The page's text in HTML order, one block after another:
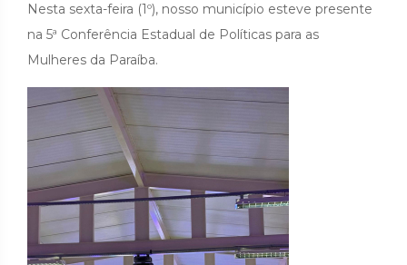
Nesta sexta-feira (1º), nosso município esteve presente
na 5ª Conferência Estadual de Políticas para as
Mulheres da Paraíba.